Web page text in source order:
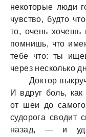
некоторые люди
чувство, будто
то, очень
помнишь, что
тебе что: ты
через несколько
Доктор
И вдруг боль, как
от шеи до
судорога сводит
назад, — и